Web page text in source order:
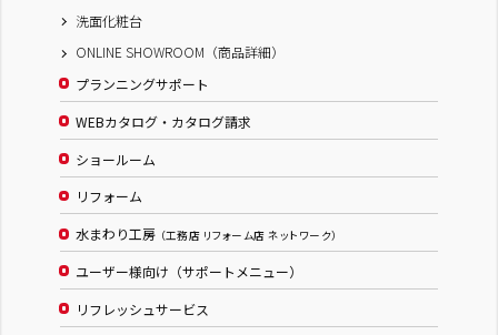
洗面化粧台
ONLINE SHOWROOM（商品詳細）
プランニングサポート
WEBカタログ・カタログ請求
ショールーム
リフォーム
水まわり工房 （工務店 リフォーム店 ネットワーク）
ユーザー様向け（サポートメニュー）
リフレッシュサービス